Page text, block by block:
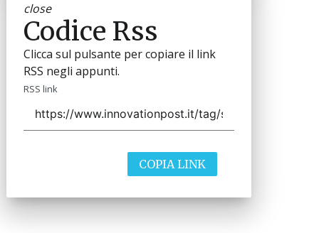
close
Codice Rss
Clicca sul pulsante per copiare il link
RSS negli appunti.
RSS link
COPIA LINK